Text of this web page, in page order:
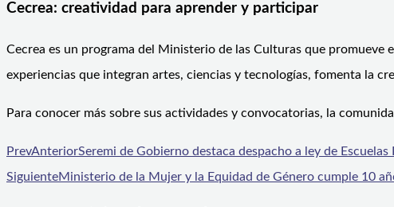
Cecrea: creatividad para aprender y participar
Cecrea es un programa del Ministerio de las Culturas que promueve
experiencias que integran artes, ciencias y tecnologías, fomenta la
Para conocer más sobre sus actividades y convocatorias, la
PrevAnteriorSeremi de Gobierno destaca despacho a ley de
SiguienteMinisterio de la Mujer y la Equidad de Género cumple 10